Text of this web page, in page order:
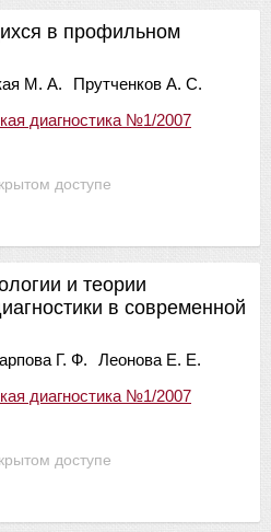
доступе
в профильном
М. А.
Прутченков А. С.
диагностика №1/2007
доступе
и теории
в современной
Г. Ф.
Леонова Е. Е.
диагностика №1/2007